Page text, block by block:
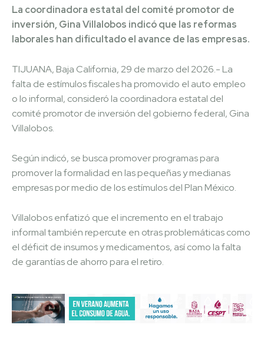
La coordinadora estatal del comité promotor de
inversión, Gina Villalobos indicó que las reformas
laborales han dificultado el avance de las empresas.
TIJUANA, Baja California, 29 de marzo del 2026.- La
falta de estímulos fiscales ha promovido el auto empleo
o lo informal, consideró la coordinadora estatal del
comité promotor de inversión del gobierno federal, Gina
Villalobos.
Según indicó, se busca promover programas para
promover la formalidad en las pequeñas y medianas
empresas por medio de los estímulos del Plan México.
Villalobos enfatizó que el incremento en el trabajo
informal también repercute en otras problemáticas como
el déficit de insumos y medicamentos, así como la falta
de garantías de ahorro para el retiro.